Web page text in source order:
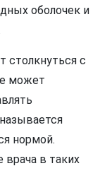
оболочек и
столкнуться с
может
нормой.
в таких